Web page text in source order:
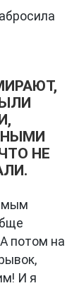
НЕ
потом на
И я